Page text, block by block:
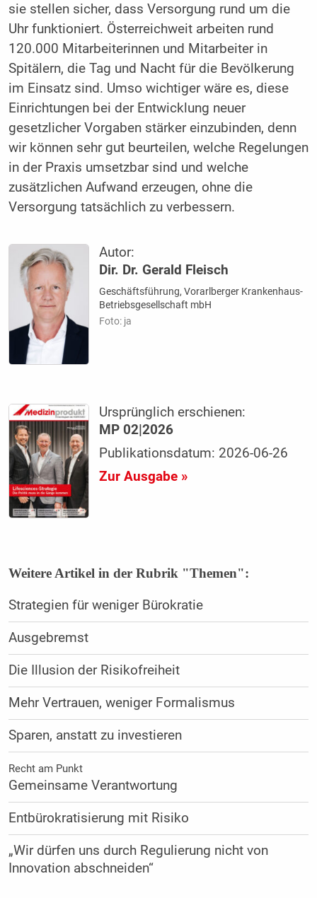
sie stellen sicher, dass Versorgung rund um die
Uhr funktioniert. Österreichweit arbeiten rund
120.000 Mitarbeiterinnen und Mitarbeiter in
Spitälern, die Tag und Nacht für die Bevölkerung
im Einsatz sind. Umso wichtiger wäre es, diese
Einrichtungen bei der Entwicklung neuer
gesetzlicher Vorgaben stärker einzubinden, denn
wir können sehr gut beurteilen, welche Regelungen
in der Praxis umsetzbar sind und welche
zusätzlichen Aufwand erzeugen, ohne die
Versorgung tatsächlich zu verbessern.
Autor:
Dir. Dr. Gerald Fleisch
Geschäftsführung, Vorarlberger Krankenhaus-
Betriebsgesellschaft mbH
Foto: ja
Ursprünglich erschienen:
MP 02|2026
Publikationsdatum: 2026-06-26
Zur Ausgabe »
Weitere Artikel in der Rubrik "Themen":
Strategien für weniger Bürokratie
Ausgebremst
Die Illusion der Risikofreiheit
Mehr Vertrauen, weniger Formalismus
Sparen, anstatt zu investieren
Recht am Punkt
Gemeinsame Verantwortung
Entbürokratisierung mit Risiko
„Wir dürfen uns durch Regulierung nicht von
Innovation abschneiden“